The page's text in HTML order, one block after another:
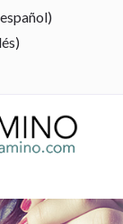
español)